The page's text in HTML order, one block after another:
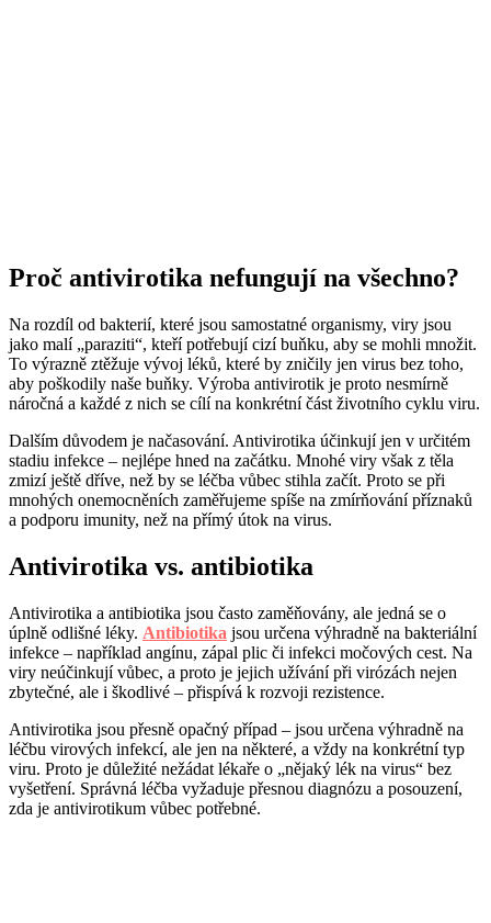
Proč antivirotika nefungují na všechno?
Na rozdíl od bakterií, které jsou samostatné organismy, viry jsou
jako malí „paraziti“, kteří potřebují cizí buňku, aby se mohli množit.
To výrazně ztěžuje vývoj léků, které by zničily jen virus bez toho,
aby poškodily naše buňky. Výroba antivirotik je proto nesmírně
náročná a každé z nich se cílí na konkrétní část životního cyklu viru.
Dalším důvodem je načasování. Antivirotika účinkují jen v určitém
stadiu infekce – nejlépe hned na začátku. Mnohé viry však z těla
zmizí ještě dříve, než by se léčba vůbec stihla začít. Proto se při
mnohých onemocněních zaměřujeme spíše na zmírňování příznaků
a podporu imunity, než na přímý útok na virus.
Antivirotika vs. antibiotika
Antivirotika a antibiotika jsou často zaměňovány, ale jedná se o
úplně odlišné léky. Antibiotika jsou určena výhradně na bakteriální
infekce – například angínu, zápal plic či infekci močových cest. Na
viry neúčinkují vůbec, a proto je jejich užívání při virózách nejen
zbytečné, ale i škodlivé – přispívá k rozvoji rezistence.
Antivirotika jsou přesně opačný případ – jsou určena výhradně na
léčbu virových infekcí, ale jen na některé, a vždy na konkrétní typ
viru. Proto je důležité nežádat lékaře o „nějaký lék na virus“ bez
vyšetření. Správná léčba vyžaduje přesnou diagnózu a posouzení,
zda je antivirotikum vůbec potřebné.